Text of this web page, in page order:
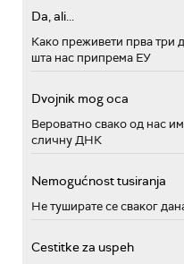
Da, ali...
Како преживети прва три
шта нас припрема ЕУ
Dvojnik mog oca
Вероватно свако од нас
сличну ДНК
Nemogućnost tusiranja
Не туширате се сваког
Cestitke za uspeh